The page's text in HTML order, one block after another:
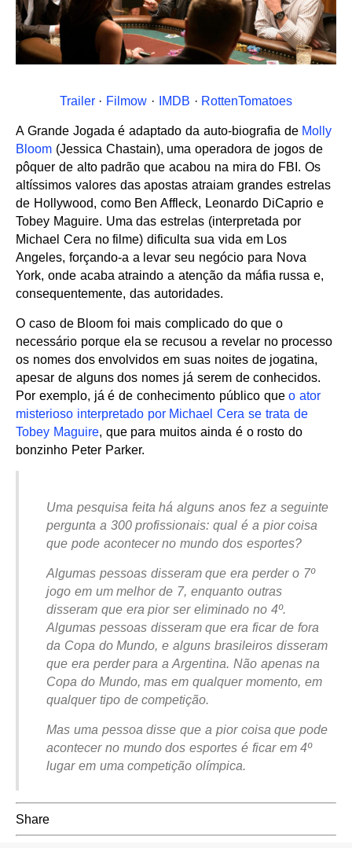
Trailer· Filmow · IMDB · RottenTomatoes
A Grande Jogada é adaptado da auto-biografia de Molly
Bloom (Jessica Chastain), uma operadora de jogos de
pôquer de alto padrão que acabou na mira do FBI. Os
altíssimos valores das apostas atraiam grandes estrelas
de Hollywood, como Ben Affleck, Leonardo DiCaprio e
Tobey Maguire. Uma das estrelas (interpretada por
Michael Cera no filme) dificulta sua vida em Los
Angeles, forçando-a a levar seu negócio para Nova
York, onde acaba atraindo a atenção da máfia russa e,
consequentemente, das autoridades.
O caso de Bloom foi mais complicado do que o
necessário porque ela se recusou a revelar no processo
os nomes dos envolvidos em suas noites de jogatina,
apesar de alguns dos nomes já serem de conhecidos.
Por exemplo, já é de conhecimento público queo ator
misterioso interpretado por Michael Cera se trata de
Tobey Maguire, que para muitos ainda é o rosto do
bonzinho Peter Parker.
Uma pesquisa feita há alguns anos fez a seguinte
pergunta a 300 profissionais: qual é a pior coisa
que pode acontecer no mundo dos esportes?
Algumas pessoas disseram que era perder o 7º
jogo em um melhor de 7, enquanto outras
disseram que era pior ser eliminado no 4º.
Algumas pessoas disseram que era ficar de fora
da Copa do Mundo, e alguns brasileiros disseram
que era perder para a Argentina. Não apenas na
Copa do Mundo, mas em qualquer momento, em
qualquer tipo de competição.
Mas uma pessoa disse que a pior coisa que pode
acontecer no mundo dos esportes é ficar em 4º
lugar em uma competição olímpica.
Share